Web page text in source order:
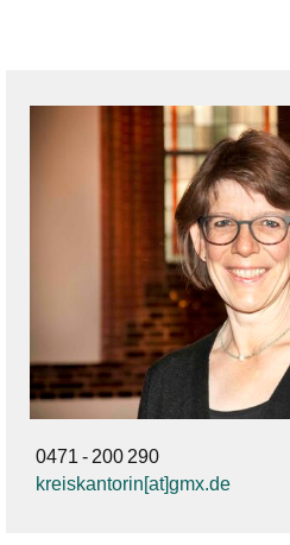
0471 - 200 290
kreiskantorin[at]gmx.de